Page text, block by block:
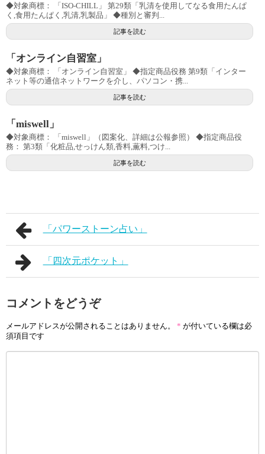
◆対象商標： 「ISO-CHILL」 第29類「乳清を使用してなる食用たんぱ
く,食用たんぱく,乳清,乳製品」 ◆種別と審判...
記事を読む
「オンライン自習室」
◆対象商標： 「オンライン自習室」 ◆指定商品役務 第9類「インター
ネット等の通信ネットワークを介し、パソコン・携...
記事を読む
「miswell」
◆対象商標： 「miswell」（図案化、詳細は公報参照） ◆指定商品役
務： 第3類「化粧品,せっけん類,香料,薫料,つけ...
記事を読む
「パワーストーン占い」
「四次元ポケット」
コメントをどうぞ
メールアドレスが公開されることはありません。 * が付いている欄は必
須項目です